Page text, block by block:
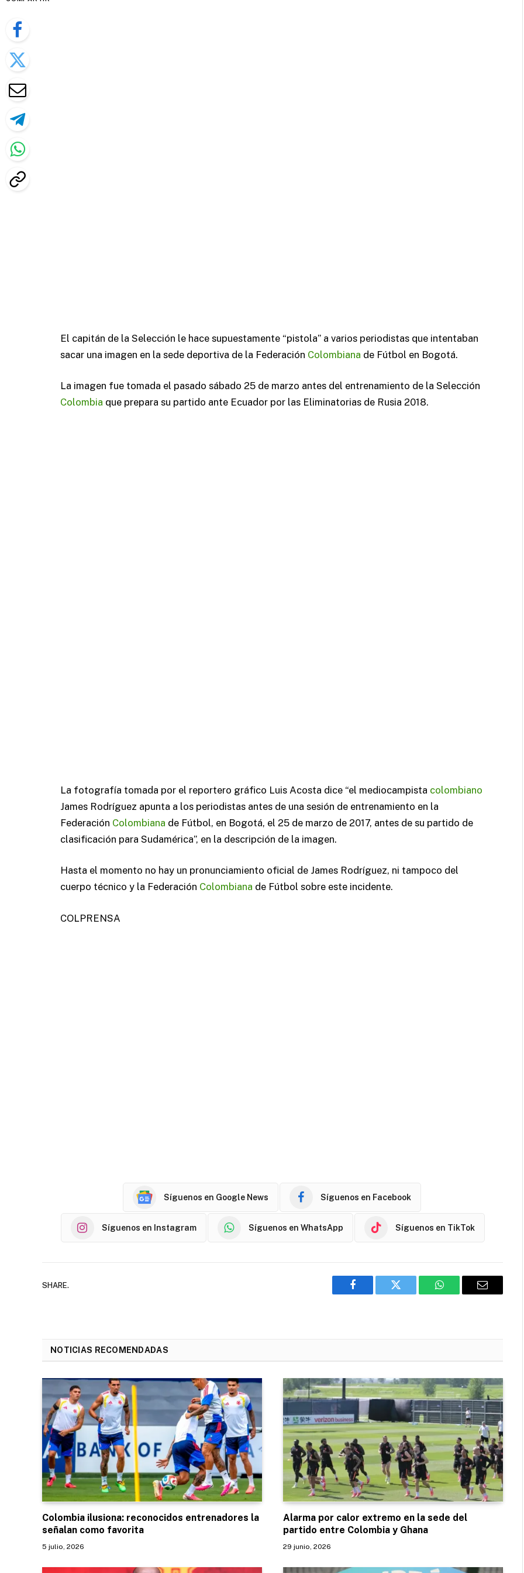
El capitán de la Selección le hace supuestamente “pistola” a varios periodistas que intentaban
sacar una imagen en la sede deportiva de la Federación Colombiana de Fútbol en Bogotá.
La imagen fue tomada el pasado sábado 25 de marzo antes del entrenamiento de la Selección
Colombia que prepara su partido ante Ecuador por las Eliminatorias de Rusia 2018.
La fotografía tomada por el reportero gráfico Luis Acosta dice “el mediocampista colombiano
James Rodríguez apunta a los periodistas antes de una sesión de entrenamiento en la
Federación Colombiana de Fútbol, en Bogotá, el 25 de marzo de 2017, antes de su partido de
clasificación para Sudamérica”, en la descripción de la imagen.
Hasta el momento no hay un pronunciamiento oficial de James Rodríguez, ni tampoco del
cuerpo técnico y la Federación Colombiana de Fútbol sobre este incidente.
COLPRENSA
Síguenos en Google News Síguenos en Facebook
Síguenos en Instagram Síguenos en WhatsApp Síguenos en TikTok
SHARE.
Facebook Twitter WhatsAppEmail
NOTICIAS RECOMENDADAS
Colombia ilusiona: reconocidos entrenadores la
señalan como favorita
5 julio, 2026
Alarma por calor extremo en la sede del
partido entre Colombia y Ghana
29 junio, 2026